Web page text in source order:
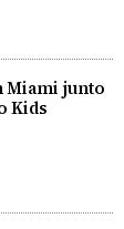
Miami junto
Kids